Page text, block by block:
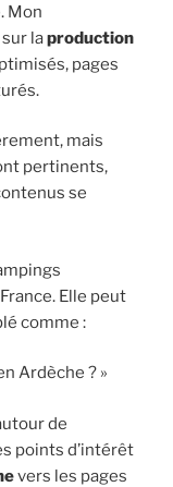
Mon
laproduction
pages
mais
pertinents,
se
Elle peut
comme :
Ardèche ? »
de
points d’intérêt
vers les pages